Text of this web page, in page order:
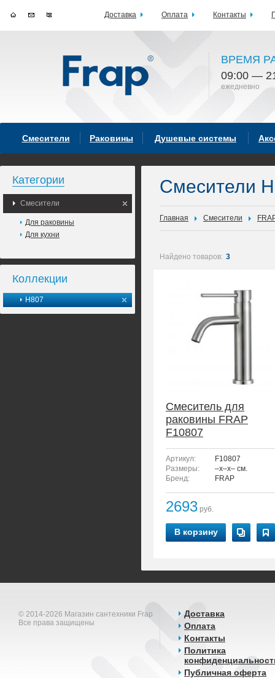
ВРЕМЯ
09:00 —
ежедневно
Смесители Раковины Душевые системы
Категории
Смесители
Для раковины
Для кухни
Коллекции
H807
Смесители
Главная Смесители
Найдено товаров: 3
Смеситель для
раковины FRAP
F10807
Артикул:
F10807
Размеры:
–x–x– см.
Бренд:
FRAP
2693 руб.
В корзину
© 2014-2026 Магазин сантехники Frap
Все права защищены
Доставка
Оплата
Контакты
Политика
Публичная оферта
Доставка Оплата Контакты